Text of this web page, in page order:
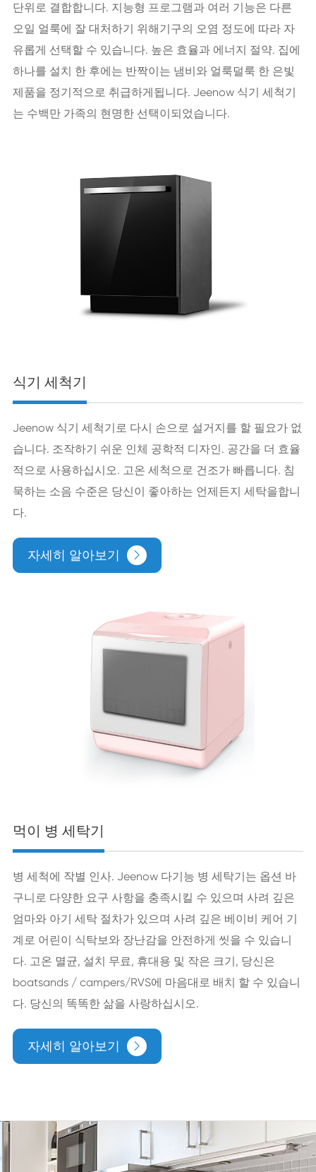
단위로 결합합니다. 지능형 프로그램과 여러 기능은 다른
오일 얼룩에 잘 대처하기 위해기구의 오염 정도에 따라 자
유롭게 선택할 수 있습니다. 높은 효율과 에너지 절약. 집에
하나를 설치 한 후에는 반짝이는 냄비와 얼룩덜룩 한 은빛
제품을 정기적으로 취급하게됩니다. Jeenow 식기 세척기
는 수백만 가족의 현명한 선택이되었습니다.
식기 세척기
Jeenow 식기 세척기로 다시 손으로 설거지를 할 필요가 없
습니다. 조작하기 쉬운 인체 공학적 디자인. 공간을 더 효율
적으로 사용하십시오. 고온 세척으로 건조가 빠릅니다. 침
묵하는 소음 수준은 당신이 좋아하는 언제든지 세탁을합니
다.
자세히 알아보기 
먹이 병 세탁기
병 세척에 작별 인사. Jeenow 다기능 병 세탁기는 옵션 바
구니로 다양한 요구 사항을 충족시킬 수 있으며 사려 깊은
엄마와 아기 세탁 절차가 있으며 사려 깊은 베이비 케어 기
계로 어린이 식탁보와 장난감을 안전하게 씻을 수 있습니
다. 고온 멸균, 설치 무료, 휴대용 및 작은 크기, 당신은
boatsands / campers/RVS에 마음대로 배치 할 수 있습니
다. 당신의 똑똑한 삶을 사랑하십시오.
자세히 알아보기 